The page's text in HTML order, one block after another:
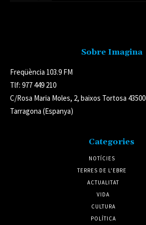
Sobre Imagina
Freqüència 103.9 FM
Tlf: 977 449 210
C/Rosa Maria Moles, 2, baixos Tortosa 43500
Tarragona (Espanya)
Categories
NOTÍCIES
TERRES DE L'EBRE
ACTUALITAT
VIDA
CULTURA
POLÍTICA